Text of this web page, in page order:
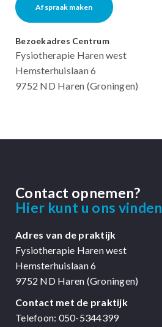
Afspraak maken
Bezoekadres Centrum
Fysiotherapie Haren west
Hemsterhuislaan 6
9752 ND Haren (Groningen)
Contact opnemen?
Hier kunt u ons vinden
Adres van de praktijk
Fysiotherapie Haren west
Hemsterhuislaan 6
9752 ND Haren (Groningen)
Contact met de praktijk
Telefoon: 050-5344399